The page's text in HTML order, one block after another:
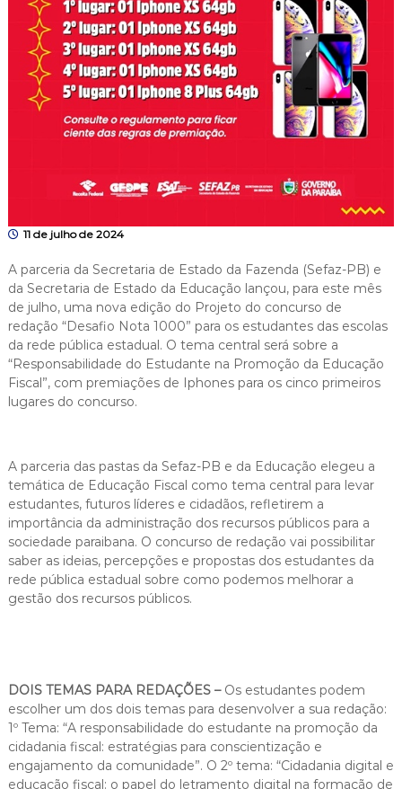
11 de julho de 2024
A parceria da Secretaria de Estado da Fazenda (Sefaz-PB) e
da Secretaria de Estado da Educação lançou, para este mês
de julho, uma nova edição do Projeto do concurso de
redação “Desafio Nota 1000” para os estudantes das escolas
da rede pública estadual. O tema central será sobre a
“Responsabilidade do Estudante na Promoção da Educação
Fiscal”, com premiações de Iphones para os cinco primeiros
lugares do concurso.
A parceria das pastas da Sefaz-PB e da Educação elegeu a
temática de Educação Fiscal como tema central para levar
estudantes, futuros líderes e cidadãos, refletirem a
importância da administração dos recursos públicos para a
sociedade paraibana. O concurso de redação vai possibilitar
saber as ideias, percepções e propostas dos estudantes da
rede pública estadual sobre como podemos melhorar a
gestão dos recursos públicos.
DOIS TEMAS PARA REDAÇÕES –Os estudantes podem
escolher um dos dois temas para desenvolver a sua redação:
1º Tema: “A responsabilidade do estudante na promoção da
cidadania fiscal: estratégias para conscientização e
engajamento da comunidade”. O 2º tema: “Cidadania digital e
educação fiscal: o papel do letramento digital na formação de